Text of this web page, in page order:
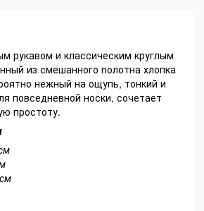
рукавом и классическим круглым
из смешанного полотна хлопка
нежный на ощупь, тонкий и
повседневной носки, сочетает
простоту.